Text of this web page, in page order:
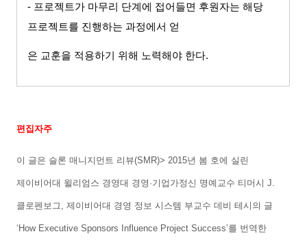
- 프로젝트가 마무리 단계에 접어들면 후원자는 해당
프로젝트를 진행하는 과정에서 얻
은 교훈을 적용하기 위해 노력해야 한다.
편집자주
이 글은 슬론 매니지먼트 리뷰(SMR)> 2015년 봄 호에 실린
제이비어대 윌리엄스 경영대 경영 ·기업가정신 명예교수 티머시 J.
클로펜보그,제이비어대 경영 정보 시스템 부교수 데비 테시의 글
‘How Executive Sponsors Influence Project Success’를 번역한